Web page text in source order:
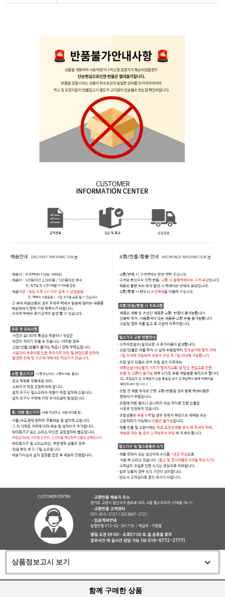
상품정보고시 보기
함께 구매한 상품